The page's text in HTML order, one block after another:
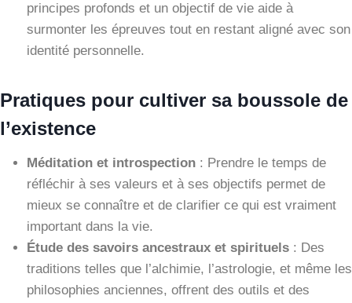
principes profonds et un objectif de vie aide à
surmonter les épreuves tout en restant aligné avec son
identité personnelle.
Pratiques pour cultiver sa boussole de
l’existence
Méditation et introspection : Prendre le temps de
réfléchir à ses valeurs et à ses objectifs permet de
mieux se connaître et de clarifier ce qui est vraiment
important dans la vie.
Étude des savoirs ancestraux et spirituels : Des
traditions telles que l’alchimie, l’astrologie, et même les
philosophies anciennes, offrent des outils et des